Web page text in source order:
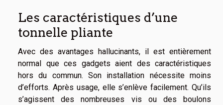
Les caractéristiques d’une
tonnelle pliante
Avec des avantages hallucinants, il est entièrement
normal que ces gadgets aient des caractéristiques
hors du commun. Son installation nécessite moins
d’efforts. Après usage, elle s’enlève facilement. Qu’ils
s’agissent des nombreuses vis ou des boulons